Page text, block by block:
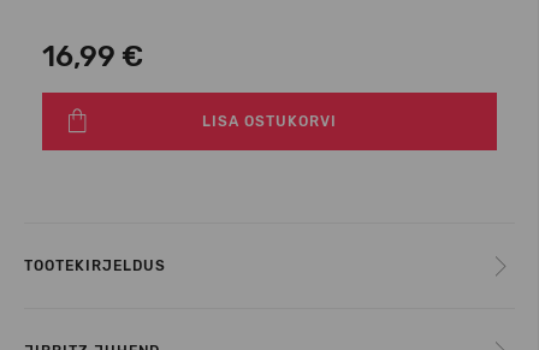
16,99 €
LISA OSTUKORVI
TOOTEKIRJELDUS